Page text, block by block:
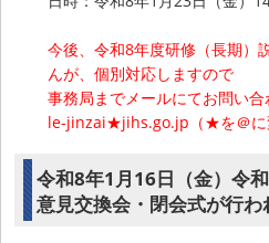
今後、令和8年度研修（長期）
んが、個別対応しますので
事務局までメールにてお問い合
le-jinzai★jihs.go.jp（★を＠に
令和8年1月16日（金）令
意見交換会・閉会式が行わ